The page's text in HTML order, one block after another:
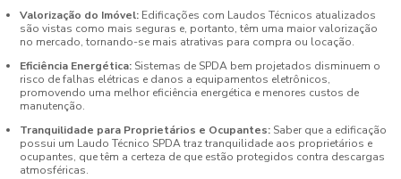
Valorização do Imóvel: Edificações com Laudos Técnicos atualizados
são vistas como mais seguras e, portanto, têm uma maior valorização
no mercado, tornando-se mais atrativas para compra ou locação.
Eficiência Energética: Sistemas de SPDA bem projetados disminuem o
risco de falhas elétricas e danos a equipamentos eletrônicos,
promovendo uma melhor eficiência energética e menores custos de
manutenção.
Tranquilidade para Proprietários e Ocupantes: Saber que a edificação
possui um Laudo Técnico SPDA traz tranquilidade aos proprietários e
ocupantes, que têm a certeza de que estão protegidos contra descargas
atmosféricas.